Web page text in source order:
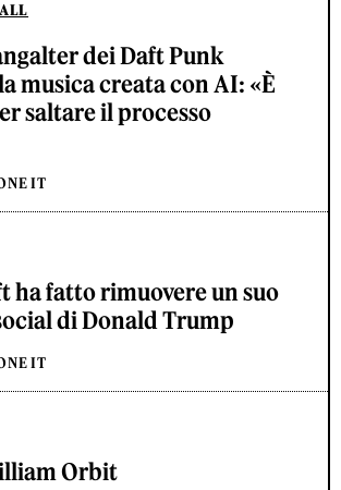
dei Daft Punk
musica creata con AI: «È
saltare il processo
IT
ha fatto rimuovere un suo
di Donald Trump
IT
Orbit